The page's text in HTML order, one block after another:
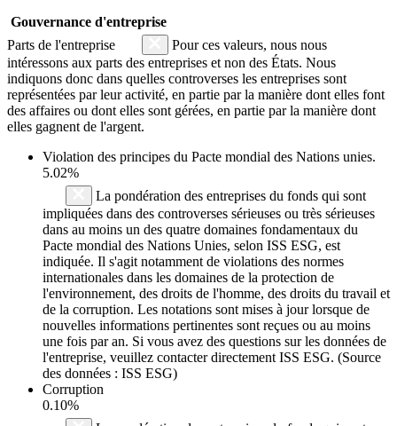
Gouvernance d'entreprise
Parts de l'entreprise
Pour ces valeurs, nous nous
intéressons aux parts des entreprises et non des États. Nous
indiquons donc dans quelles controverses les entreprises sont
représentées par leur activité, en partie par la manière dont elles font
des affaires ou dont elles sont gérées, en partie par la manière dont
elles gagnent de l'argent.
Violation des principes du Pacte mondial des Nations unies.
5.02%
La pondération des entreprises du fonds qui sont
impliquées dans des controverses sérieuses ou très sérieuses
dans au moins un des quatre domaines fondamentaux du
Pacte mondial des Nations Unies, selon ISS ESG, est
indiquée. Il s'agit notamment de violations des normes
internationales dans les domaines de la protection de
l'environnement, des droits de l'homme, des droits du travail et
de la corruption. Les notations sont mises à jour lorsque de
nouvelles informations pertinentes sont reçues ou au moins
une fois par an. Si vous avez des questions sur les données de
l'entreprise, veuillez contacter directement ISS ESG. (Source
des données : ISS ESG)
Corruption
0.10%